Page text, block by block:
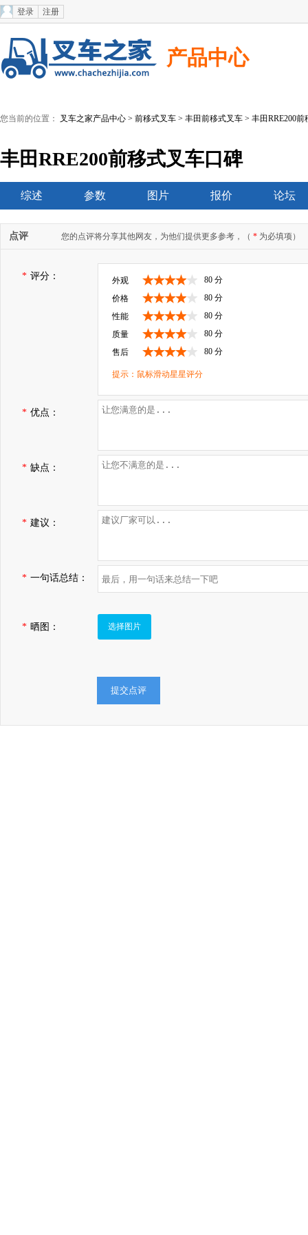
登录 注册
产品中心
您当前的位置： 叉车之家产品中心 > 前移式叉车 > 丰田前移式叉车 > 丰田RRE200前
丰田RRE200前移式叉车口碑
综述 参数 图片 报价 论坛
点评 您的点评将分享其他网友，为他们提供更多参考，（ * 为必填项）
* 评分： 外观
80 分
价格
80 分
性能
80 分
质量
80 分
售后
80 分
提示：鼠标滑动星星评分
* 优点：
* 缺点：
* 建议：
* 一句话总结：
* 晒图： 选择图片